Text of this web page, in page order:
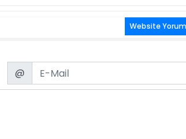
Website
Email
@